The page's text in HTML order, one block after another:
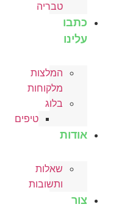
טבריה
כתבו
עלינו
המלצות
מלקוחות
בלוג
טיפים
אודות
שאלות
ותשובות
צור